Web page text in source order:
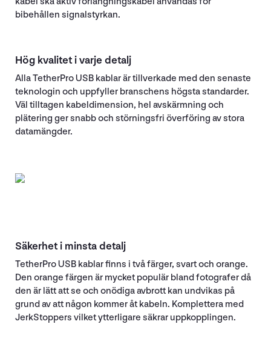
bibehållen signalstyrkan.
Hög kvalitet i varje detalj
Alla TetherPro USB kablar är tillverkade med den senaste
teknologin och uppfyller branschens högsta standarder.
Väl tilltagen kabeldimension, hel avskärmning och
plätering ger snabb och störningsfri överföring av stora
datamängder.
Säkerhet i minsta detalj
TetherPro USB kablar finns i två färger, svart och orange.
Den orange färgen är mycket populär bland fotografer då
den är lätt att se och onödiga avbrott kan undvikas på
grund av att någon kommer åt kabeln. Komplettera med
JerkStoppers vilket ytterligare säkrar uppkopplingen.